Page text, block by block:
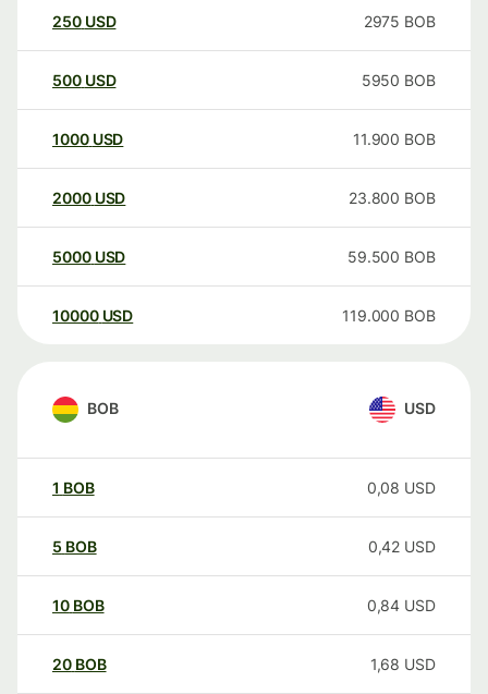
250 USD 2975 BOB
500 USD 5950 BOB
1000 USD 11.900 BOB
2000 USD 23.800 BOB
5000 USD 59.500 BOB
10000 USD 119.000 BOB
BOB USD
1 BOB 0,08 USD
5 BOB 0,42 USD
10 BOB 0,84 USD
20 BOB 1,68 USD